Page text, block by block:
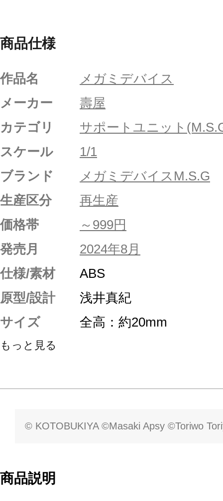
商品仕様
作品名
メガミデバイス
メーカー
壽屋
カテゴリ
サポートユニット
スケール
1/1
ブランド
メガミデバイスM.S.G
生産区分
再生産
価格帯
～999円
発売月
2024年8月
仕様/素材
ABS
原型/設計
浅井真紀
サイズ
全高：約20mm
もっと見る
© KOTOBUKIYA ©Masaki Apsy ©Toriwo
商品説明